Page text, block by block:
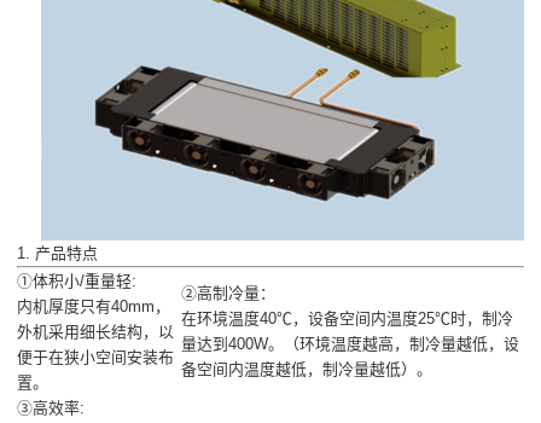
1. 产品特点
①体积小/重量轻:
内机厚度只有40mm，
外机采用细长结构，以
便于在狭小空间安装布
置。
②高制冷量：
在环境温度40℃，设备空间内温度25℃时，制冷
量达到400W。（环境温度越高，制冷量越低，设
备空间内温度越低，制冷量越低）。
③高效率: